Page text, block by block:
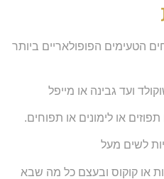
הטעימים הפופולאריים ביותר
ועד גבינה או מייפל
או לימונים או תפוחים.
לשים מעל
או קוקוס ובעצם כל מה שבא